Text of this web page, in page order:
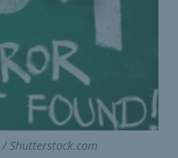
Shutterstock.com